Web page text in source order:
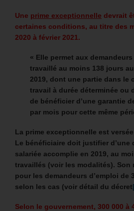
Une prime exceptionnelle devrait
certaines conditions, au titre des
2020 à février 2021.
« Elle permet aux
travaillé au moins 138 jours
2019, dont une partie dans le
travail à durée déterminée ou
de bénéficier d’une garantie
par mois pour cette même
La prime exceptionnelle est
Le bénéficiaire doit justifier d’une
salariée accomplie en 2019, au
travaillés (voir les modalités). Son
pour les demandeurs d’emploi de
selon les cas (voir détail du décret
Selon le gouvernement, 300 000 à